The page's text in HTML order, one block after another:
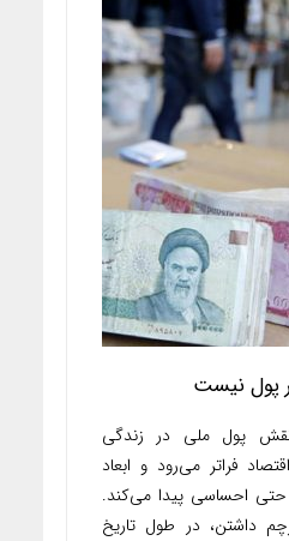
پول نیست
پول ملی در زندگی
فراتر می‌رود و ابعاد
احساسی پیدا می‌کند.
داشتن، در طول تاریخ